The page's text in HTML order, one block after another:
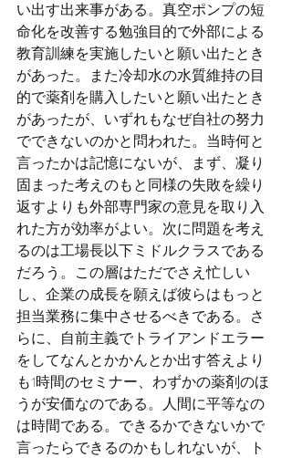
い出す出来事がある。真空ポンプの短
命化を改善する勉強目的で外部による
教育訓練を実施したいと願い出たとき
があった。また冷却水の水質維持の目
的で薬剤を購入したいと願い出たとき
があったが、いずれもなぜ自社の努力
でできないのかと問われた。当時何と
言ったかは記憶にないが、まず、凝り
固まった考えのもと同様の失敗を繰り
返すよりも外部専門家の意見を取り入
れた方が効率がよい。次に問題を考え
るのは工場長以下ミドルクラスである
だろう。この層はただでさえ忙しい
し、企業の成長を願えば彼らはもっと
担当業務に集中させるべきである。さ
らに、自前主義でトライアンドエラー
をしてなんとかかんとか出す答えより
も1時間のセミナー、わずかの薬剤のほ
うが安価なのである。人間に平等なの
は時間である。できるかできないかで
言ったらできるのかもしれないが、ト